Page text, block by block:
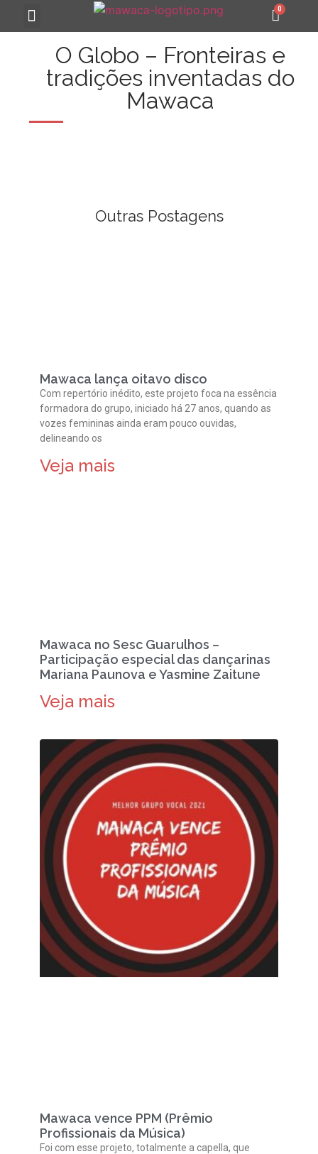
O Globo – Fronteiras e
tradições inventadas do
Mawaca
Outras Postagens
Mawaca lança oitavo disco
Com repertório inédito, este projeto foca na essência
formadora do grupo, iniciado há 27 anos, quando as
vozes femininas ainda eram pouco ouvidas,
delineando os
Veja mais
Mawaca no Sesc Guarulhos –
Participação especial das dançarinas
Mariana Paunova e Yasmine Zaitune
Veja mais
Mawaca vence PPM (Prêmio
Profissionais da Música)
Foi com esse projeto, totalmente a capella, que